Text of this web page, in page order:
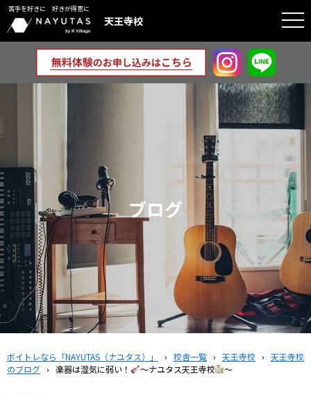
苦手を好きに 好きが得意に
天王寺校
ブログ
ボイトレなら「NAYUTAS（ナユタス）」 › 校舎一覧 › 天王寺校 › 天王寺校
のブログ › 楽器は湿気に弱い！ ～ナユタス天王寺校 ～